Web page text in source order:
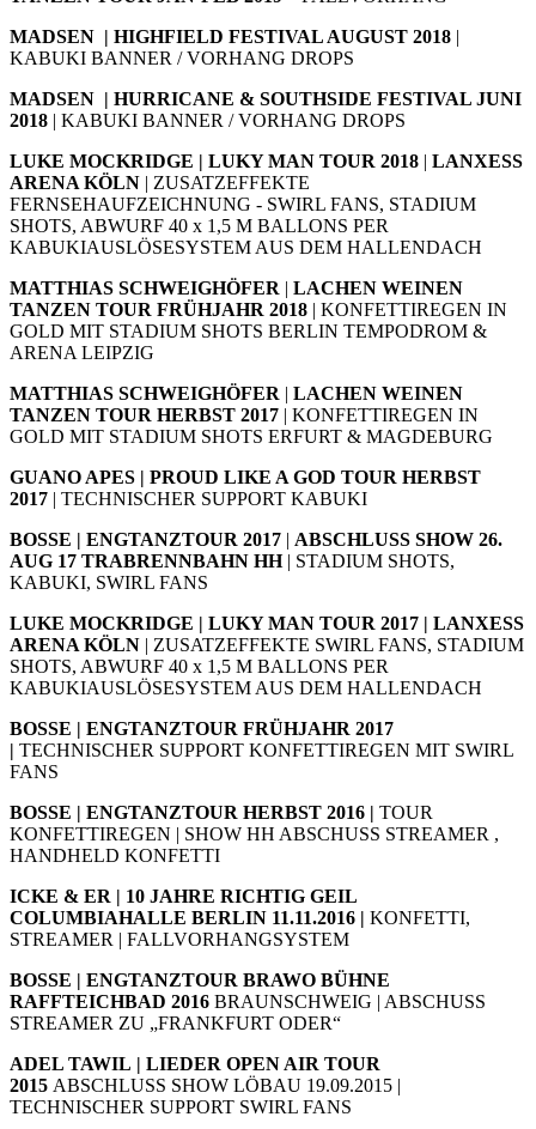
MADSEN | HIGHFIELD FESTIVAL AUGUST 2018 |
KABUKI BANNER / VORHANG DROPS
MADSEN | HURRICANE & SOUTHSIDE FESTIVAL JUNI
2018 | KABUKI BANNER / VORHANG DROPS
LUKE MOCKRIDGE | LUKY MAN TOUR 2018 | LANXESS
ARENA KÖLN | ZUSATZEFFEKTE
FERNSEHAUFZEICHNUNG ­­- SWIRL FANS, STADIUM
SHOTS, ABWURF 40 x 1,5 M BALLONS PER
KABUKIAUSLÖSESYSTEM AUS DEM HALLENDACH
MATTHIAS SCHWEIGHÖFER | LACHEN WEINEN
TANZEN TOUR FRÜHJAHR 2018 | KONFETTIREGEN IN
GOLD MIT STADIUM SHOTS BERLIN TEMPODROM &
ARENA LEIPZIG
MATTHIAS SCHWEIGHÖFER | LACHEN WEINEN
TANZEN TOUR HERBST 2017 | KONFETTIREGEN IN
GOLD MIT STADIUM SHOTS ERFURT & MAGDEBURG
GUANO APES | PROUD LIKE A GOD TOUR HERBST
2017 | TECHNISCHER SUPPORT KABUKI
BOSSE | ENGTANZTOUR 2017 | ABSCHLUSS SHOW 26.
AUG 17 TRABRENNBAHN HH | STADIUM SHOTS,
KABUKI, SWIRL FANS
LUKE MOCKRIDGE | LUKY MAN TOUR 2017 | LANXESS
ARENA KÖLN | ZUSATZEFFEKTE SWIRL FANS, STADIUM
SHOTS, ABWURF 40 x 1,5 M BALLONS PER
KABUKIAUSLÖSESYSTEM AUS DEM HALLENDACH
BOSSE | ENGTANZTOUR FRÜHJAHR 2017
| TECHNISCHER SUPPORT KONFETTIREGEN MIT SWIRL
FANS
BOSSE | ENGTANZTOUR HERBST 2016 | TOUR
KONFETTIREGEN | SHOW HH ABSCHUSS STREAMER ,
HANDHELD KONFETTI
ICKE & ER | 10 JAHRE RICHTIG GEIL
COLUMBIAHALLE BERLIN 11.11.2016 | KONFETTI,
STREAMER | FALLVORHANGSYSTEM
BOSSE | ENGTANZTOUR BRAWO BÜHNE
RAFFTEICHBAD 2016 BRAUNSCHWEIG | ABSCHUSS
STREAMER ZU „FRANKFURT ODER“
ADEL TAWIL | LIEDER OPEN AIR TOUR
2015 ABSCHLUSS SHOW LÖBAU 19.09.2015 |
TECHNISCHER SUPPORT SWIRL FANS